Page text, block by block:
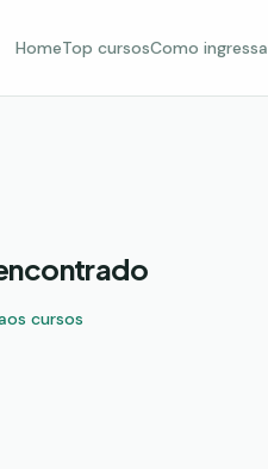
HomeTop cursosComo
cursos